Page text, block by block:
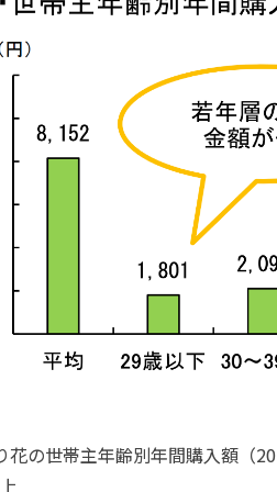
花の世帯主年齢別年間購入額（